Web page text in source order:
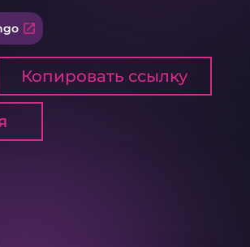
open_in_new
Копировать ссылку